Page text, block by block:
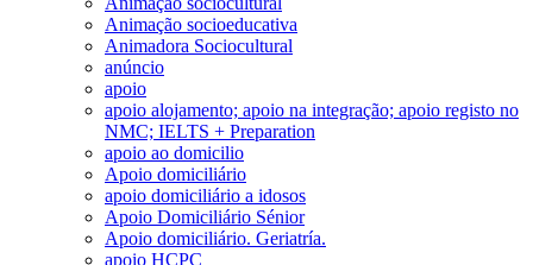
Animação socioeducativa
Animadora Sociocultural
anúncio
apoio
apoio alojamento; apoio na integração; apoio registo no
NMC; IELTS + Preparation
apoio ao domicilio
Apoio domiciliário
apoio domiciliário a idosos
Apoio Domiciliário Sénior
Apoio domiciliário. Geriatría.
apoio HCPC